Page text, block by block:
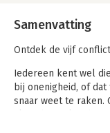
Samenvatting
Ontdek de vijf
Iedereen kent wel
bij onenigheid, of
snaar weet te raken.